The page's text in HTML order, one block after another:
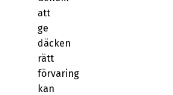
att
ge
däcken
rätt
förvaring
kan